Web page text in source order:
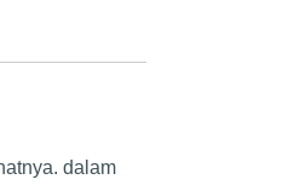
dalam